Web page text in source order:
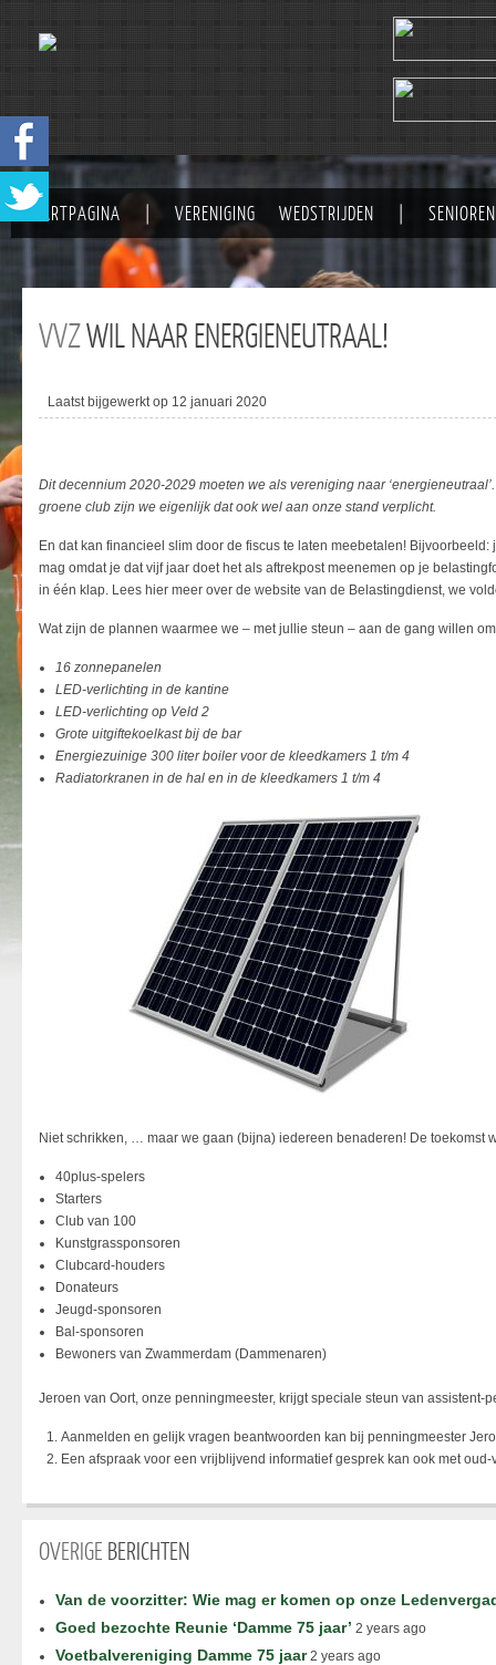
STARTPAGINA VERENIGING WEDSTRIJDEN SENIOREN
VVZWIL NAAR ENERGIENEUTRAAL!
Laatst bijgewerkt op 12 januari 2020
Dit decennium 2020-2029 moeten we als vereniging naar
groene club zijn we eigenlijk dat ook wel aan onze stand verplicht.
En dat kan financieel slim door de fiscus te laten meebetalen!
mag omdat je dat vijf jaar doet het als aftrekpost meenemen op je
in één klap. Lees hier meer over de website van de Belastingdienst, we
Wat zijn de plannen waarmee we – met jullie steun – aan de gang willen
16 zonnepanelen
LED-verlichting in de kantine
LED-verlichting op Veld 2
Grote uitgiftekoelkast bij de bar
Energiezuinige 300 liter boiler voor de kleedkamers 1 t/m 4
Radiatorkranen in de hal en in de kleedkamers 1 t/m 4
Niet schrikken, … maar we gaan (bijna) iedereen benaderen! De toekomst
40plus-spelers
Starters
Club van 100
Kunstgrassponsoren
Clubcard-houders
Donateurs
Jeugd-sponsoren
Bal-sponsoren
Bewoners van Zwammerdam (Dammenaren)
Jeroen van Oort, onze penningmeester, krijgt speciale steun van
Aanmelden en gelijk vragen beantwoorden kan bij penningmeester
Een afspraak voor een vrijblijvend informatief gesprek kan ook met oud-
OVERIGE BERICHTEN
Van de voorzitter: Wie mag er komen op onze
Goed bezochte Reunie ‘Damme 75 jaar’ 2 years ago
Voetbalvereniging Damme 75 jaar2 years ago